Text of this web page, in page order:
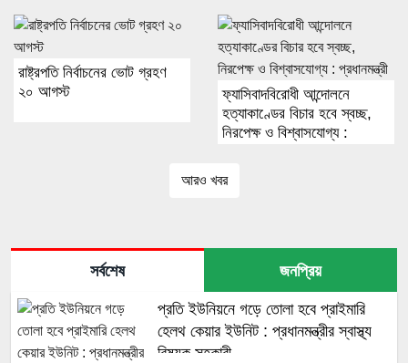
রাষ্ট্রপতি নির্বাচনের ভোট গ্রহণ
২০ আগস্ট
ফ্যাসিবাদবিরোধী আন্দোলনে
হত্যাকাণ্ডের বিচার হবে স্বচ্ছ,
নিরপেক্ষ ও বিশ্বাসযোগ্য :
আরও খবর
সর্বশেষ জনপ্রিয়
প্রতি ইউনিয়নে গড়ে তোলা হবে প্রাইমারি
হেলথ কেয়ার ইউনিট : প্রধানমন্ত্রীর স্বাস্থ্য
বিষয়ক সহকারী